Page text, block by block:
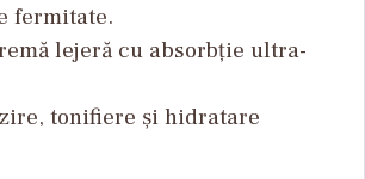
fermitate.
lejeră cu absorbție ultra-
tonifiere și hidratare